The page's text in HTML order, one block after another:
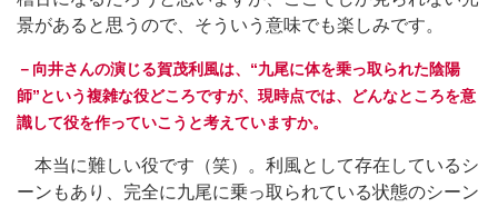
景があると思うので、そういう意味でも楽しみです。
－向井さんの演じる賀茂利風は、“九尾に体を乗っ取られた陰陽
師”という複雑な役どころですが、現時点では、どんなところを意
識して役を作っていこうと考えていますか。
本当に難しい役です（笑）。利風として存在しているシ
ーンもあり、完全に九尾に乗っ取られている状態のシーン